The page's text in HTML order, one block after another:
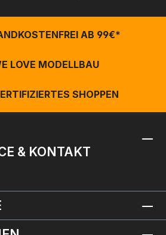
AB 99€*
LOVE MODELLBAU
SHOPPEN
& KONTAKT